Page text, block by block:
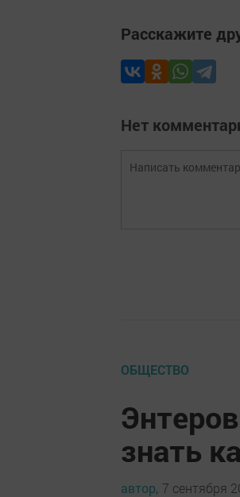
Расскажите
Нет
ОБЩЕСТВО
знать
автор, 7 сентября